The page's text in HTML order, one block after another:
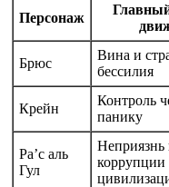
Персонаж
Брюс
Вина и
бессилия
Крейн
Контроль
панику
Ра’с аль
Гул
Неприязнь
коррупции